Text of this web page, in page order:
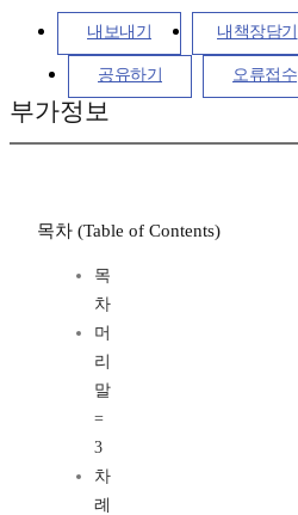
내보내기 내책장담기
공유하기 오류접수
부가정보
목차 (Table of Contents)
목
차
머
리
말
=
3
차
례